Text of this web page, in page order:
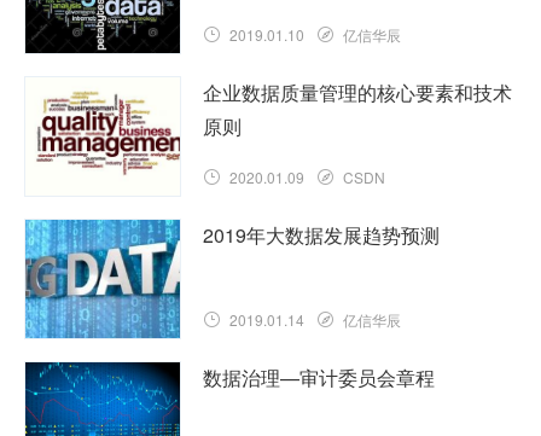
2019.01.10 亿信华辰
企业数据质量管理的核心要素和技术
原则
2020.01.09 CSDN
2019年大数据发展趋势预测
2019.01.14 亿信华辰
数据治理—审计委员会章程